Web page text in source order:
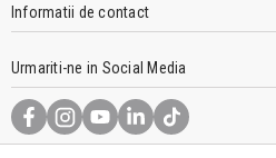
Informatii de contact
Urmariti-ne in Social Media